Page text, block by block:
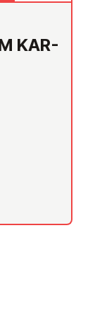
KAR­